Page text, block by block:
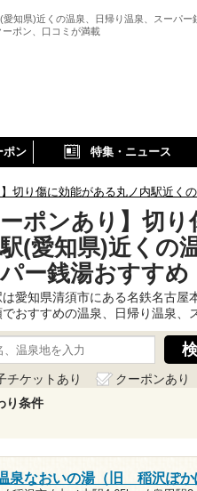
知県)近くの温泉、日帰り温泉、スーパー
ポン、口コミが満載
ポン 特集・ニュース
】切り傷に効能がある丸ノ内駅近く
ーポンあり】切
(愛知県)近くの
ー銭湯おすすめ
は愛知県清須市にある名鉄名古
おすすめの温泉、日帰り温泉、
チケットあり クーポンあり
り条件
泉なおいの湯（旧 稲沢ぽか